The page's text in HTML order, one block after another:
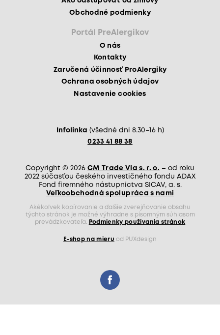
Obchodné podmienky
Portál PreAlergikov
O nás
Kontakty
Zaručená účinnosť ProAlergiky
Ochrana osobných údajov
Nastavenie cookies
Infolinka (všedné dni 8.30–16 h)
0233 41 88 38
Copyright © 2026 CM Trade Via s. r. o. – od roku
2022 súčasťou českého investičného fondu ADAX
Fond firemného nástupníctva SICAV, a. s.
Veľkoobchodná spolupráca s nami
Akékoľvek kopírovanie a ďalšie zverejňovanie obsahu
týchto stránok je možné výhradne s písomným súhlasom
prevádzkovateľa.
Podmienky používania stránok
E-shop na mieru od PUXdesign